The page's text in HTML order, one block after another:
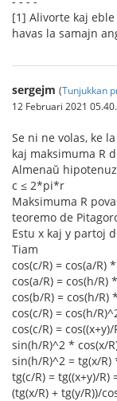
[1] Alivorte kaj
havas la samajn
sergejm (Tunjukkan
12 Februari 2021
Se ni ne volas, ke
kaj maksimuma R
Almenaŭ
c ≤ 2*pi*r
Maksimuma R
teoremo de
Estu x kaj y partoj
Tiam
cos(c/R) = cos(a/R)
cos(a/R) = cos(h/R)
cos(b/R) = cos(h/R)
cos(c/R) = cos(h/
cos(c/R) =
sin(h/R)^2 * cos(x/
sin(h/R)^2 = tg(x/
tg(c/R) = tg((x+y)/R)
(tg(x/R) + tg(y/R))/